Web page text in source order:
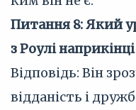
Питання 8: Який
з Роулі
Відповідь: Він
відданість і